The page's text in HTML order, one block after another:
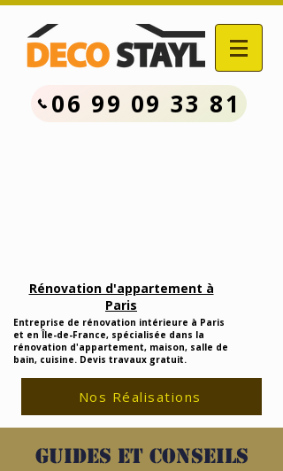
06 99 09 33 81
Rénovation d'appartement à
Paris
Entreprise de rénovation intérieure à Paris
et en Île-de-France, spécialisée dans la
rénovation d'appartement, maison, salle de
bain, cuisine. Devis travaux gratuit.
Nos Réalisations
Guides et conseils